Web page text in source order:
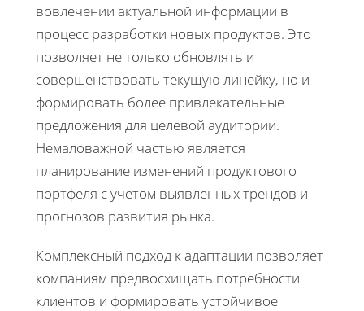
вовлечении актуальной информации в
процесс разработки новых продуктов. Это
позволяет не только обновлять и
совершенствовать текущую линейку, но и
формировать более привлекательные
предложения для целевой аудитории.
Немаловажной частью является
планирование изменений продуктового
портфеля с учетом выявленных трендов и
прогнозов развития рынка.
Комплексный подход к адаптации позволяет
компаниям предвосхищать потребности
клиентов и формировать устойчивое